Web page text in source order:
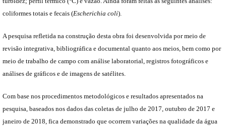
coliformes totais e fecais (Escherichia coli).
A pesquisa refletida na construção desta obra foi desenvolvida por meio de
revisão integrativa, bibliográfica e documental quanto aos meios, bem como por
meio de trabalho de campo com análise laboratorial, registros fotográficos e
análises de gráficos e de imagens de satélites.
Com base nos procedimentos metodológicos e resultados apresentados na
pesquisa, baseados nos dados das coletas de julho de 2017, outubro de 2017 e
janeiro de 2018, fica demonstrado que ocorrem variações na qualidade da água